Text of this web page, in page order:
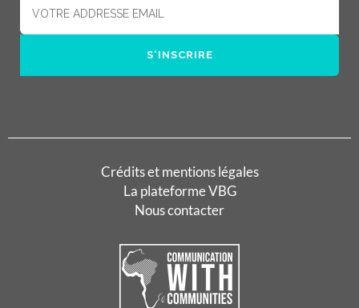
Crédits et mentions légales
La plateforme VBG
Nous contacter